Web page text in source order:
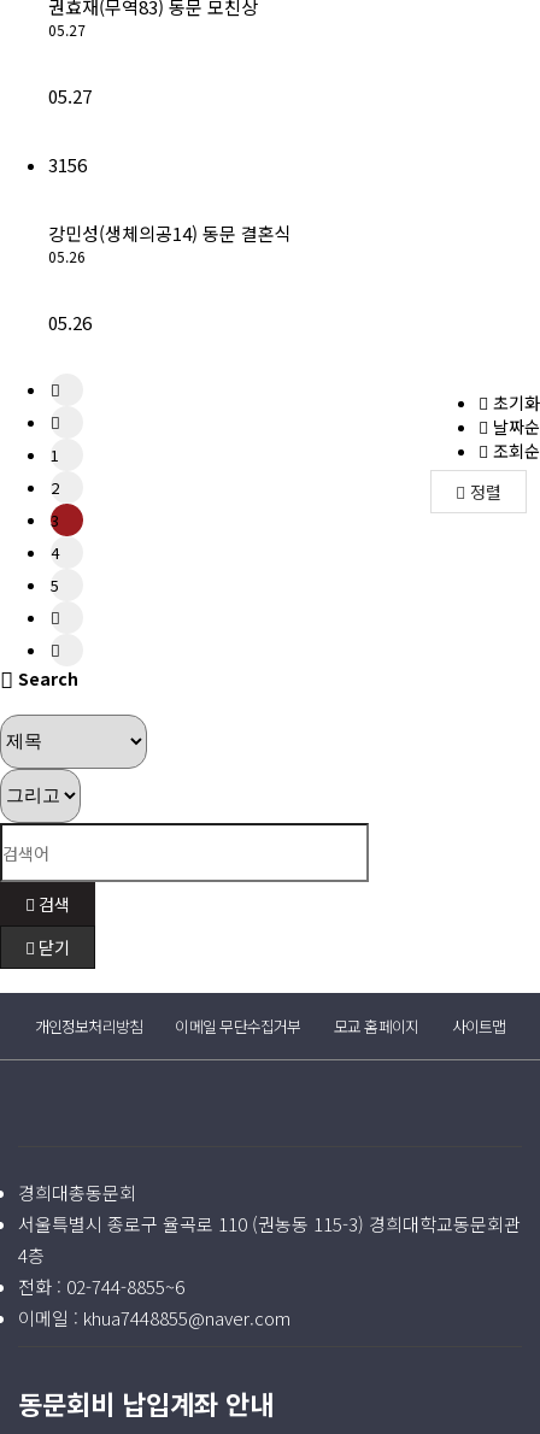
권효재(무역83) 동문 모친상
05.27
05.27
3156
강민성(생체의공14) 동문 결혼식
05.26
05.26
초기화
날짜순
조회순
정렬
1
2
3
4
5
Search
검색
닫기
개인정보처리방침 이메일 무단수집거부 모교 홈페이지 사이트맵
경희대총동문회
서울특별시 종로구 율곡로 110 (권농동 115-3) 경희대학교동문회관
4층
전화 : 02-744-8855~6
이메일 : khua7448855@naver.com
동문회비 납입계좌 안내